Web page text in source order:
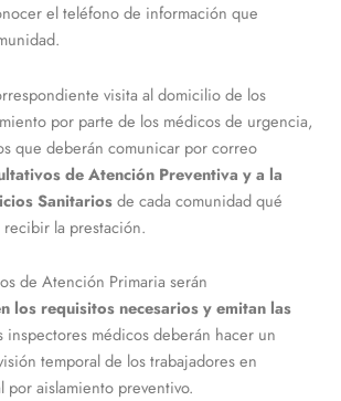
el teléfono de información que
visita al domicilio de los
por parte de los médicos de urgencia,
que deberán comunicar por correo
de Atención Preventiva y a la
Sanitariosde cada comunidad qué
la prestación.
de Atención Primaria serán
los requisitos necesarios y emitan las
inspectores médicos deberán hacer un
temporal de los trabajadores en
por aislamiento preventivo.